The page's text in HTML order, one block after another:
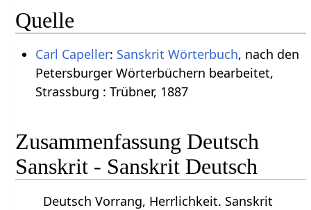
Quelle
Carl Capeller: Sanskrit Wörterbuch, nach den
Petersburger Wörterbüchern bearbeitet,
Strassburg : Trübner, 1887
Zusammenfassung Deutsch
Sanskrit - Sanskrit Deutsch
Deutsch Vorrang, Herrlichkeit. Sanskrit